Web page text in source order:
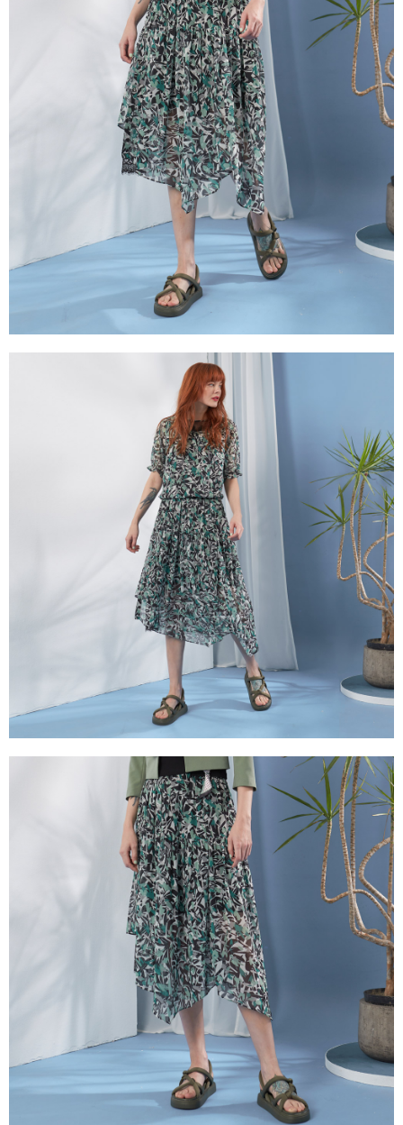
1.分期款項不併入電信帳單，「大哥付你分期」於每月結算日後寄送繳費提
2.透過簡訊連結打開帳單後，可選擇「超商條碼／台灣大直營門市／銀行轉
帳／街口支付／iPASS MONEY」等通路繳費。
1.本服務係由「台灣大哥大股份有限公司」（以下簡稱本公司）所提供，讓
用戶於交易時，得透過本服務購買商品或服務，並由商店將買賣／分期付款
買賣價金債權讓與本公司後，依約使用本公司帳單繳交帳款。
2.基於同意付款使用「大哥付你分期」之契約關係目的，商店將以您的個人
資料（包含姓名、電話或地址）提供予台灣大哥大進項蒐集、處理及利用，
由本公司與您本人進行分期帳單所需資料之確認、核對及更正。
3.完整用戶服務條款，請詳閱以下連結：
https://oppay.tw/userRule
【「AFTEE先享後付」結帳流程】
１．於結帳方式選擇「AFTEE先享後付」後，將跳轉至「AFTEE先享後付」
結帳頁面，進行簡訊認證並確認金額後，即可完成結帳。
２．訂單成立數日內，您將收到繳費通知簡訊。
３．收到繳費通知簡訊後14天內，點擊此簡訊中的連結，可透過四大超商／
ATM／網路銀行／等多元方式進行付款，方視為交易完成。
※ 請注意：結帳手續完成當下不需立刻繳費，但若您需要取消訂單，請聯絡
購買商品的店家。未經商家同意取消之訂單仍視為有效，需透過AFTEE先享
※ 交易是否成功請以「AFTEE先享後付 」之結帳頁面顯示為準，若有關於
是否繳費成功／繳費後需取消欲退款等相關疑問，請聯繫「AFTEE先享後付
https://netprotections.freshdesk.com/support/home
１．透過由恩沛科技股份有限公司提供之「AFTEE先享後付」服務完成之交
易，需依本服務之必要範圍內提供個人資料，並將交易相關給付款項請求債
權轉讓予恩沛科技股份有限公司。
２．關於個人資料處理事宜，請瀏覽以下網址：
https://aftee.tw/terms/#terms3
４．使用「AFTEE先享後付」時，將依據個別帳號之用戶狀況，依本公司即
時審查核予不同之上限額度；若仍有額度不足之情形，本公司將視審查結果
５．嚴禁一人註冊多個帳號或使用他人資訊註冊。若發現惡意使用之情形，
恩沛科技股份有限公司將有權停止該用戶之使用額度並採取法律行動。
每筆NT$120，滿NT$2,000(含以上)免運費
每筆NT$120，滿NT$2,000(含以上)免運費
每筆NT$120，滿NT$2,000(含以上)免運費